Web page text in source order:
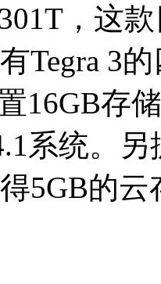
，这
Tegra 3
16GB存
系统。
5GB的云